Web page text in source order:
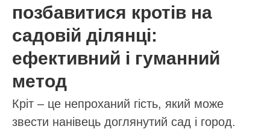
позбавитися кротів на
садовій ділянці:
ефективний і гуманний
метод
Кріт – це непроханий гість, який може
звести нанівець доглянутий сад і город.